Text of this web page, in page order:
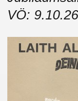
VÖ: 9.10.26